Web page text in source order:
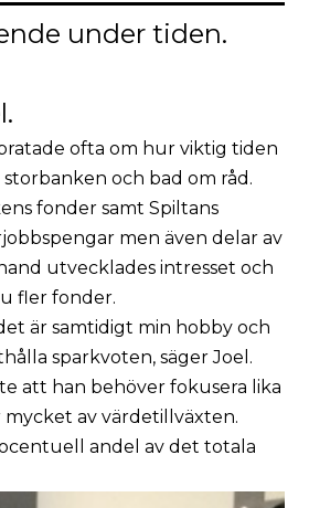
under tiden.
ofta om hur viktig tiden
och bad om råd.
fonder samt Spiltans
men även delar av
utvecklades intresset och
fler fonder.
är samtidigt min hobby och
sparkvoten, säger Joel.
att han behöver fokusera lika
av värdetillväxten.
andel av det totala